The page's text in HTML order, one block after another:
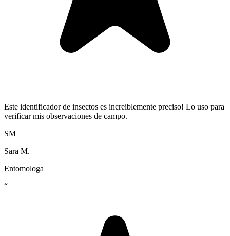
Este identificador de insectos es increiblemente preciso! Lo uso para
verificar mis observaciones de campo.
SM
Sara M.
Entomologa
“